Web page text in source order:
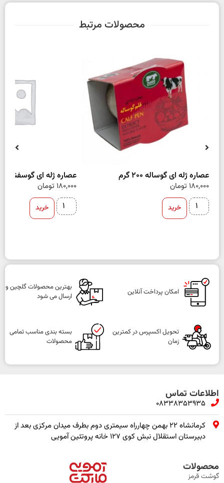
محصولات مرتبط
عصاره ژله ای گوساله 200 گرم
180,000 تومان
خرید
عصاره ژله ای گوسفند 200 گرم
180,000 تومان
خرید
امکان پرداخت آنلاین
بهترین محصولات گلچین و
ارسال می شود
تحویل اکسپرس در کمترین
زمان
بسته بندی مناسب تمامی
محصولات
اطلاعات تماس
08338353935
کرمانشاه ۲۲ بهمن چهارراه سیمتری دوم بطرف میدان مرکزی بعد از
دبیرستان استقلال نبش کوی ۱۲۷ خانه پروتئین آمویی
محصولات
گوشت قرمز